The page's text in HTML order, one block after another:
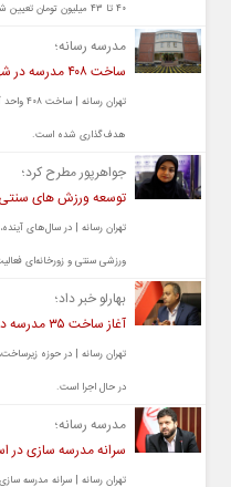
۴۰ تا ۴۳ میلیون تومان تعیین شد.
مدرسه رسانه؛
ساخت ۴۰۸ مدرسه در شهرستان های استان تهران
تهران
هدف‌گذاری شده است.
جواهرپور مطرح کرد؛
توسعه ورزش های سنتی
تهران رسانه | در سال‌های
ورزشی سنتی و زورخانه‌ای
بهارلو خبر داد؛
آغاز ساخت ۳۵ مدرسه در استان تهران
در حال اجرا است.
مدرسه رسانه؛
سرانه مدرسه سازی در
تهران رسانه | سرانه مدرسه سازی استان تهران